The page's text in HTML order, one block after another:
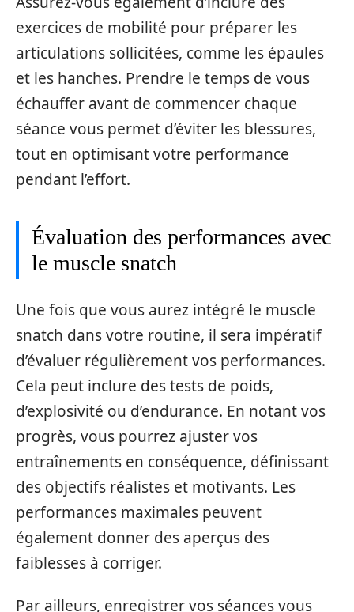
exercices de mobilité pour préparer les
articulations sollicitées, comme les épaules
et les hanches. Prendre le temps de vous
échauffer avant de commencer chaque
séance vous permet d’éviter les blessures,
tout en optimisant votre performance
pendant l’effort.
Évaluation des performances avec
le muscle snatch
Une fois que vous aurez intégré le muscle
snatch dans votre routine, il sera impératif
d’évaluer régulièrement vos performances.
Cela peut inclure des tests de poids,
d’explosivité ou d’endurance. En notant vos
progrès, vous pourrez ajuster vos
entraînements en conséquence, définissant
des objectifs réalistes et motivants. Les
performances maximales peuvent
également donner des aperçus des
faiblesses à corriger.
Par ailleurs, enregistrer vos séances vous